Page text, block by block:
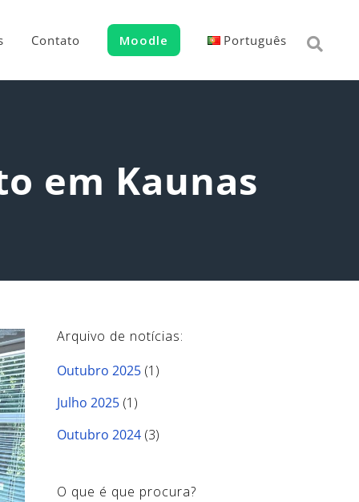
Contato Moodle Português
em Kaunas
Arquivo de notícias:
Outubro 2025 (1)
Julho 2025 (1)
Outubro 2024 (3)
O que é que procura?